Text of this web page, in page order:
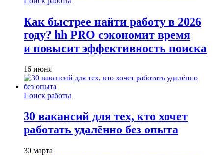
Как быстрее найти работу в 2026
году? hh PRO сэкономит время
и повысит эффективность поиска
16 июня
Поиск работы
30 вакансий для тех, кто хочет
работать удалённо без опыта
30 марта